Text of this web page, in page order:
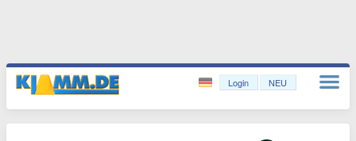
Login NEU